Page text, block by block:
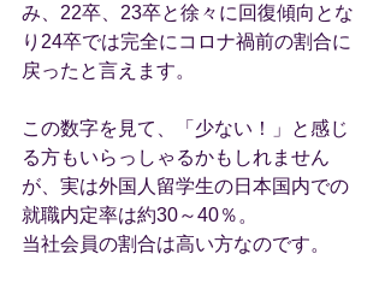
み、22卒、23卒と徐々に回復傾向とな
り24卒では完全にコロナ禍前の割合に
戻ったと言えます。
この数字を見て、「少ない！」と感じ
る方もいらっしゃるかもしれません
が、実は外国人留学生の日本国内での
就職内定率は約30～40％。
当社会員の割合は高い方なのです。